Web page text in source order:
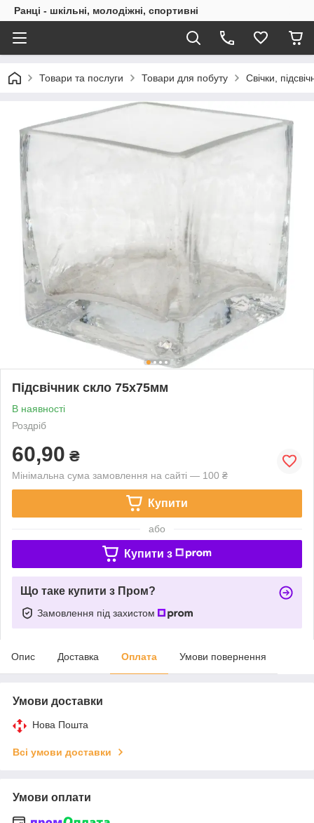
Ранці - шкільні, молодіжні, спортивні
Товари та послуги Товари для побуту Свічки,
Підсвічник скло 75х75мм
В наявності
Роздріб
60,90 ₴
Мінімальна сума замовлення на сайті — 100 ₴
Купити
або
Купити з
Що таке купити з Пром?
Замовлення під захистом
Опис Доставка Оплата Умови повернення
Умови доставки
Нова Пошта
Всі умови доставки
Умови оплати